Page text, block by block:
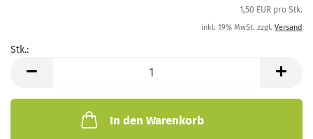
1,50 EUR pro Stk.
inkl. 19% MwSt. zzgl. Versand
Stk.:
In den Warenkorb